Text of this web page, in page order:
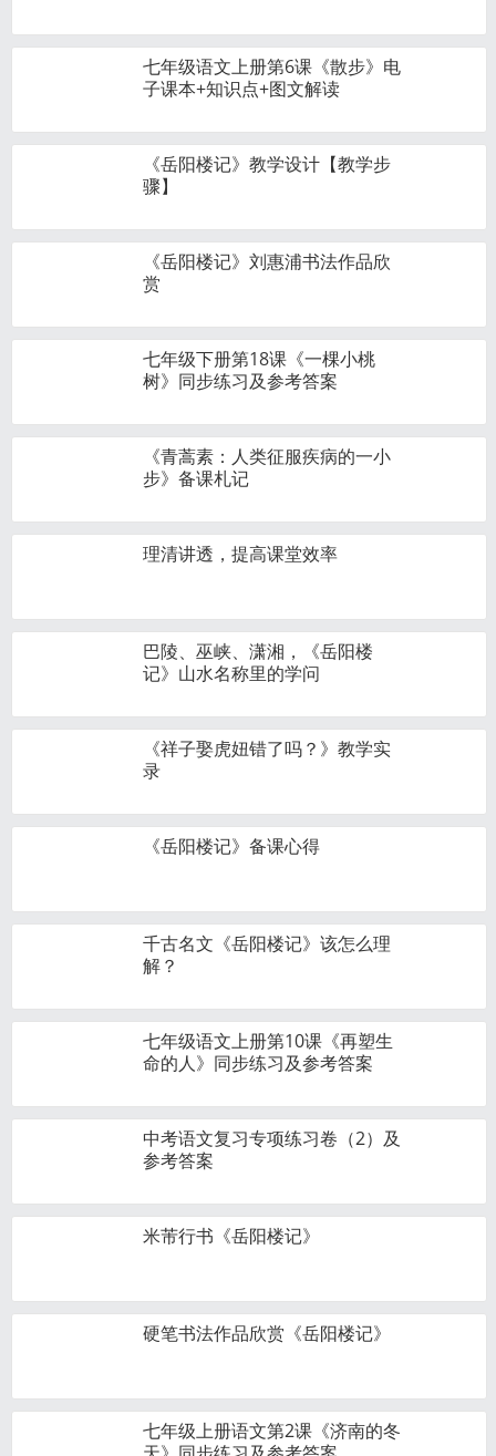
七年级语文上册第6课《散步》电
子课本+知识点+图文解读
《岳阳楼记》教学设计【教学步
骤】
《岳阳楼记》刘惠浦书法作品欣
赏
七年级下册第18课《一棵小桃
树》同步练习及参考答案
《青蒿素：人类征服疾病的一小
步》备课札记
理清讲透，提高课堂效率
巴陵、巫峡、潇湘，《岳阳楼
记》山水名称里的学问
《祥子娶虎妞错了吗？》教学实
录
《岳阳楼记》备课心得
千古名文《岳阳楼记》该怎么理
解？
七年级语文上册第10课《再塑生
命的人》同步练习及参考答案
中考语文复习专项练习卷（2）及
参考答案
米芾行书《岳阳楼记》
硬笔书法作品欣赏《岳阳楼记》
七年级上册语文第2课《济南的冬